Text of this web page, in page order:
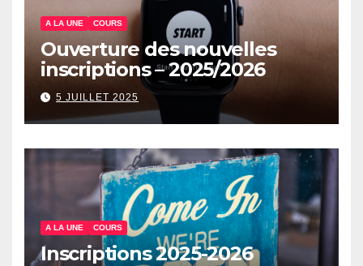
A LA UNE COURS
Ouverture des nouvelles
inscriptions – 2025/2026
5 JUILLET 2025
A LA UNE COURS
Inscriptions 2025-2026